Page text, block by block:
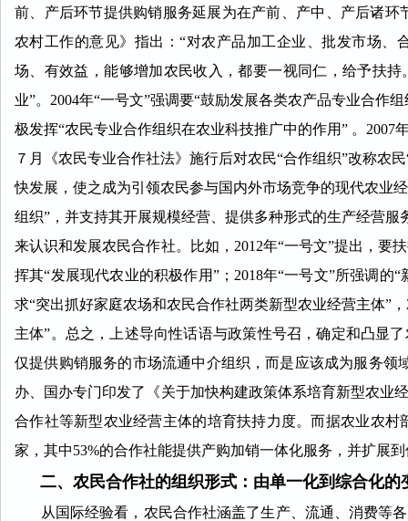
前、产后环节提供购销服务延展为在产前、产中、产后诸
农村工作的意见》指出：“对农产品加工企业、批发市场
场、有效益，能够增加农民收入，都要一视同仁，给予扶
业”。2004年“一号文”强调要“鼓励发展各类农产品专业合作
极发挥“农民专业合作组织在农业科技推广中的作用” 。
７月《农民专业合作社法》施行后对农民“合作组织”改称农
快发展，使之成为引领农民参与国内外市场竞争的现代农业
组织”，并支持其开展规模经营、提供多种形式的生产经营
来认识和发展农民合作社。比如，2012年“一号文”提出，要
挥其“发展现代农业的积极作用”；2018年“一号文”所强调的
求“突出抓好家庭农场和农民合作社两类新型农业经营主体”
主体”。总之，上述导向性话语与政策性号召，确定和凸显
仅提供购销服务的市场流通中介组织，而是应该成为服务领
办、国办专门印发了《关于加快构建政策体系培育新型农业
合作社等新型农业经营主体的培育扶持力度。而据农业农村
家，其中53%的合作社能提供产购加销一体化服务，并扩展
二、农民合作社的组织形式：由单一化到综合化的
从国际经验看，农民合作社涵盖了生产、流通、消费等